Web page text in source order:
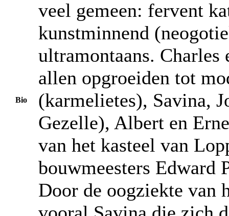
Bio
veel gemeen: fervent
kunstminnend
ultramontaans.
allen opgroeiden tot
(karmelietes), Savina,
Gezelle), Albert en
van het kasteel van
bouwmeesters Edward
Door de oogziekte van